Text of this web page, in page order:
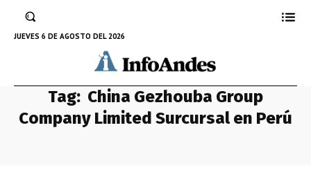
JUEVES 6 DE AGOSTO DEL 2026
Tag: China Gezhouba Group
Company Limited Surcursal en Perú